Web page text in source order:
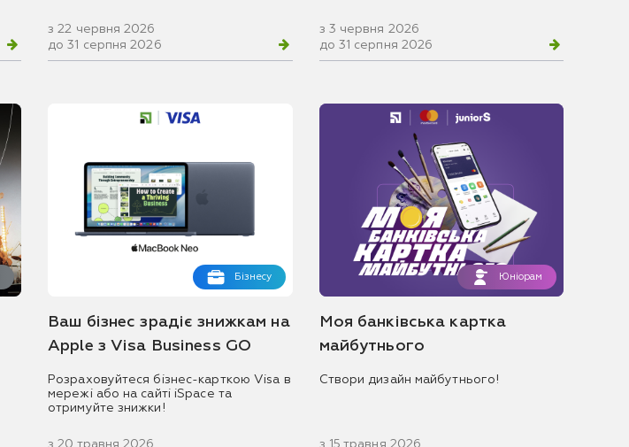
з 22 червня 2026
до 31 серпня 2026
з 3 червня 2026
до 31 серпня 2026
Бізнесу
Ваш бізнес зрадіє знижкам на
Apple з Visa Business GO
Розраховуйтеся бізнес-карткою Visa в
мережі або на сайті iSpace та
отримуйте знижки!
Юніорам
Моя банківська картка
майбутнього
Створи дизайн майбутнього!